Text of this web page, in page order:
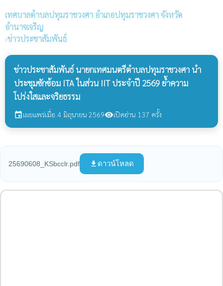
เทศบาลตำบลปทุมราชวงศา อำเภอปทุมราชวงศา จังหวัด
อำนาจเจริญ
›ข่าวประชาสัมพันธ์
ข่าวประชาสัมพันธ์ นายกเทศมนตรีตำบลปทุมราชวงศา นำ
ประชุมซักซ้อม ITA ในส่วน IIT ประจำปี 2569 ย้ำความ
โปร่งใสและจริยธรรม
eventเผยแพร่เมื่อ 4 มิถุนายน 2569visibilityเปิดอ่าน 137 ครั้ง
25690608_KSbcclr.pdf file_download ดาวน์โหลด